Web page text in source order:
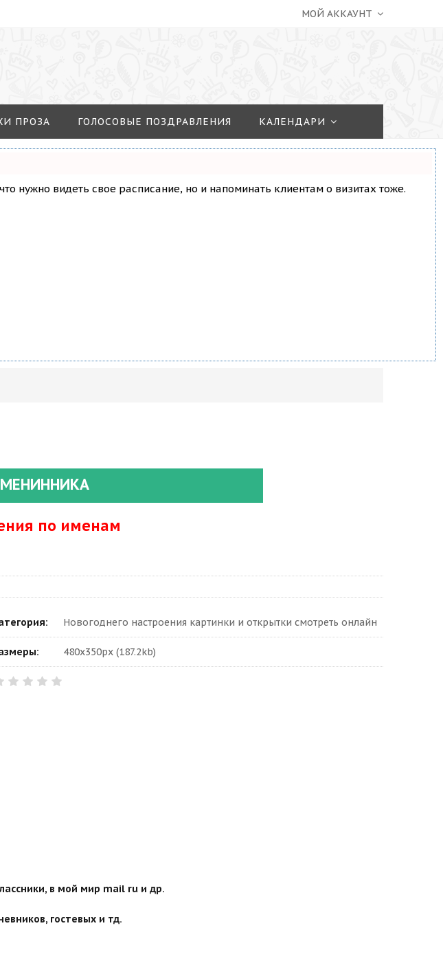
МОЙ АККАУНТ
ПРОЗА ГОЛОСОВЫЕ ПОЗДРАВЛЕНИЯ КАЛЕНДАРИ
нужно видеть свое расписание, но и напоминать клиентам о визитах тоже.
по именам
Новогоднего настроения картинки и открытки смотреть онлайн
480x350px (187.2kb)
в мой мир mail ru и др.
гостевых и тд.